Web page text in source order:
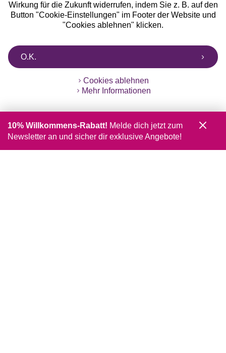
Wirkung für die Zukunft widerrufen, indem Sie z. B. auf den
Button "Cookie-Einstellungen" im Footer der Website und
"Cookies ablehnen" klicken.
O.K.
Cookies ablehnen
Mehr Informationen
10% Willkommens-Rabatt! Melde dich jetzt zum
Newsletter an und sicher dir exklusive Angebote!